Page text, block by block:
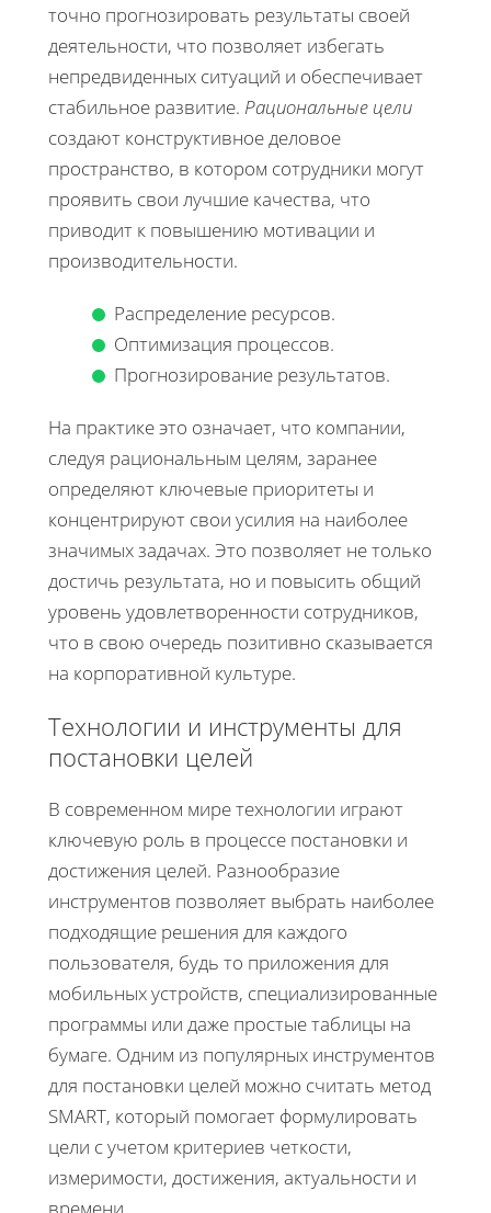
точно прогнозировать результаты своей
деятельности, что позволяет избегать
непредвиденных ситуаций и обеспечивает
стабильное развитие. Рациональные цели
создают конструктивное деловое
пространство, в котором сотрудники могут
проявить свои лучшие качества, что
приводит к повышению мотивации и
производительности.
Распределение ресурсов.
Оптимизация процессов.
Прогнозирование результатов.
На практике это означает, что компании,
следуя рациональным целям, заранее
определяют ключевые приоритеты и
концентрируют свои усилия на наиболее
значимых задачах. Это позволяет не только
достичь результата, но и повысить общий
уровень удовлетворенности сотрудников,
что в свою очередь позитивно сказывается
на корпоративной культуре.
Технологии и инструменты для
постановки целей
В современном мире технологии играют
ключевую роль в процессе постановки и
достижения целей. Разнообразие
инструментов позволяет выбрать наиболее
подходящие решения для каждого
пользователя, будь то приложения для
мобильных устройств, специализированные
программы или даже простые таблицы на
бумаге. Одним из популярных инструментов
для постановки целей можно считать метод
SMART, который помогает формулировать
цели с учетом критериев четкости,
измеримости, достижения, актуальности и